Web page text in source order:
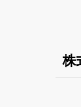
株